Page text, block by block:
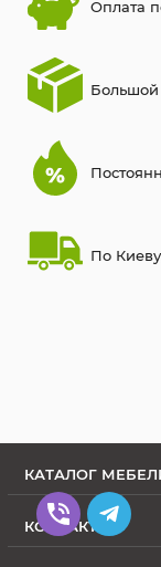
Оплата
Большой
По
КАТАЛОГ
КОНТАКТЫ